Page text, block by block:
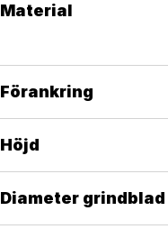
Material
Förankring
Höjd
Diameter grindblad